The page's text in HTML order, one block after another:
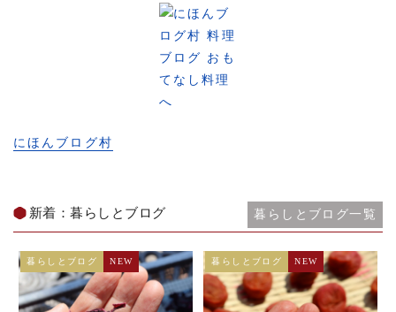
にほんブログ村
新着：暮らしとブログ 暮らしとブログ一覧
暮らしとブログ NEW 暮らしとブログ NEW